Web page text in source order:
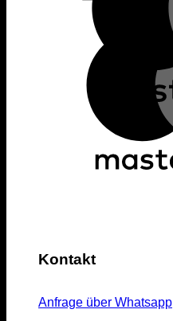
Kontakt
Anfrage über Whatsapp